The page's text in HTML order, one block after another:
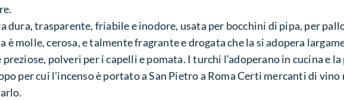
dura, trasparente, friabile e inodore, usata per bocchini di pipa, per
è molle, cerosa, e talmente fragrante e drogata che la si adopera
polveri per i capelli e pomata. I turchi l’adoperano in cucina e
per cui l'incenso è portato a San Pietro a Roma Certi mercanti di vino